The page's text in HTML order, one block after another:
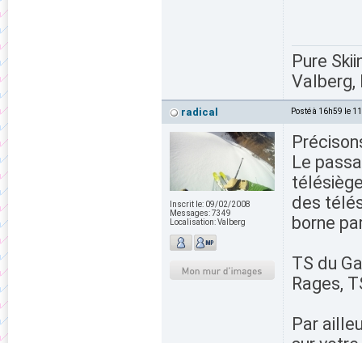
Pure
Valberg,
radical Posté à 16h59 le
Inscrit le: 09/02/2008
Messages:7349
Localisation:Valberg
Le
des
borne
TS du
Rages,
Par